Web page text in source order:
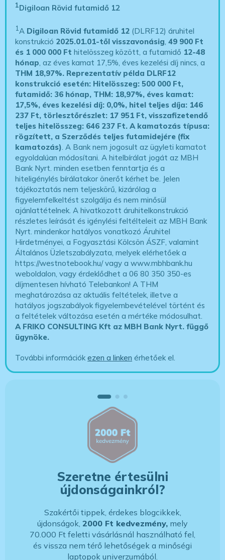
1Digiloan Rövid futamidő 12
1 A Digiloan Rövid futamidő 12 (DLRF12) áruhitel
konstrukció 2025.01.01-től visszavonásig ,49 900 Ft
és 1 000 000 Ft hitelösszeg között, a futamidő 12-48
hónap , az éves kamat 17,5%, éves kezelési díj nincs, a
THM 18,97%. Reprezentatív példa DLRF12
konstrukció esetén: Hitelösszeg: 500 000 Ft,
futamidő: 36 hónap, THM: 18,97%, éves kamat:
17,5%, éves kezelési díj: 0,0%, hitel teljes díja: 146
237 Ft, törlesztőrészlet: 17 951 Ft, visszafizetendő
teljes hitelösszeg: 646 237 Ft.A kamatozás típusa:
rögzített, a Szerződés teljes futamidejére (fix
kamatozás) . A Bank nem jogosult az ügyleti kamatot
egyoldalúan módosítani. A hitelbírálat jogát az MBH
Bank Nyrt. minden esetben fenntartja és a
hiteligénylés bírálatakor önerőt kérhet be. Jelen
tájékoztatás nem teljeskörű, kizárólag a
figyelemfelkeltést szolgálja és nem minősül
ajánlattételnek. A hivatkozott áruhitelkonstrukció
részletes leírását és igénylési feltélteleit az MBH Bank
Nyrt. mindenkor hatályos vonatkozó Áruhitel
Hirdetményei, a Fogyasztási Kölcsön ÁSZF, valamint
Általános Üzletszabályzata, melyek elérhetőek a
https://westnotebook.hu/vagy a www.mbhbank.hu
weboldalon, vagy érdeklődhet a 06 80 350 350-es
díjmentesen hívható Telebankon! A THM
meghatározása az aktuális feltételek, illetve a
hatályos jogszabályok figyelembevételével történt és
a feltételek változása esetén a mértéke módosulhat.
A FRIKO CONSULTING Kft az MBH Bank Nyrt. függő
ügynöke.
További információkezen a linken érhetőek el.
Szeretne értesülni
újdonságainkról?
Szakértői tippek, érdekes blogcikkek,
újdonságok, 2000 Ft kedvezmény, mely
70.000 Ft feletti vásárlásnál használható fel,
és vissza nem térő lehetőségek a minőségi
laptopok univerzumából.